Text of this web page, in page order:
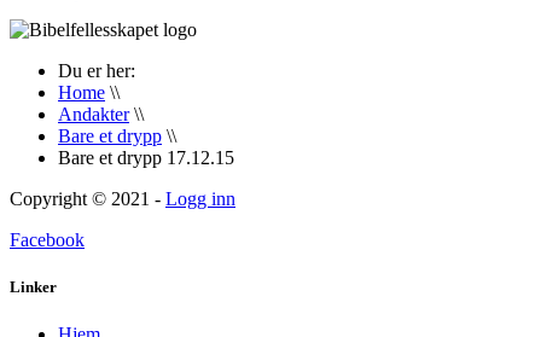
Du er her:
Home \\
Andakter \\
Bare et drypp \\
Bare et drypp 17.12.15
Copyright © 2021 - Logg inn
Facebook
Linker